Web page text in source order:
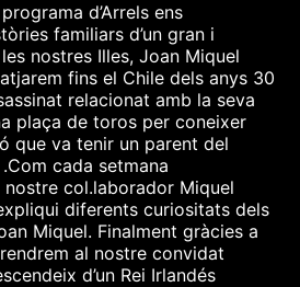
d’Arrels ens
familiars d’un gran i
nostres Illes, Joan Miquel
fins el Chile dels anys 30
relacionat amb la seva
plaça de toros per coneixer
que va tenir un parent del
cada setmana
col.laborador Miquel
diferents curiositats dels
Miquel. Finalment gràcies a
al nostre convidat
d’un Rei Irlandés